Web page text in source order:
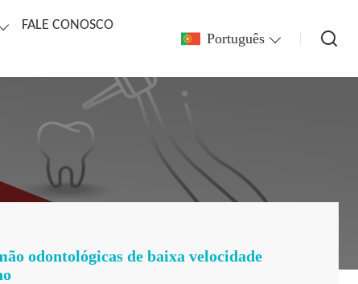
FALE CONOSCO
Português
odontológicas de baixa velocidade